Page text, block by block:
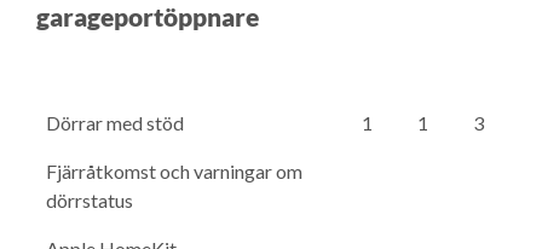
garageportöppnare
Dörrar med stöd 1 1 3
Fjärråtkomst och varningar om
dörrstatus